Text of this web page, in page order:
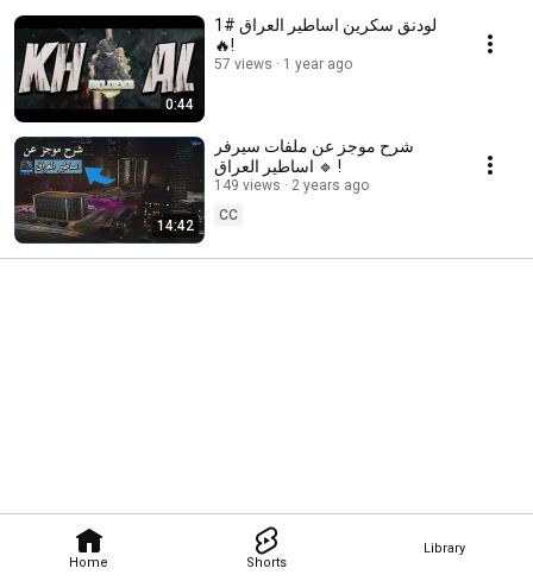
Home Shorts
Library
0:44
لودنق سكرين اساطير العراق #1
🔥!
57 views 1 year ago
14:42
شرح موجز عن ملفات سيرفر
اساطير العراق 🔹 !
149 views
2 years ago
CC